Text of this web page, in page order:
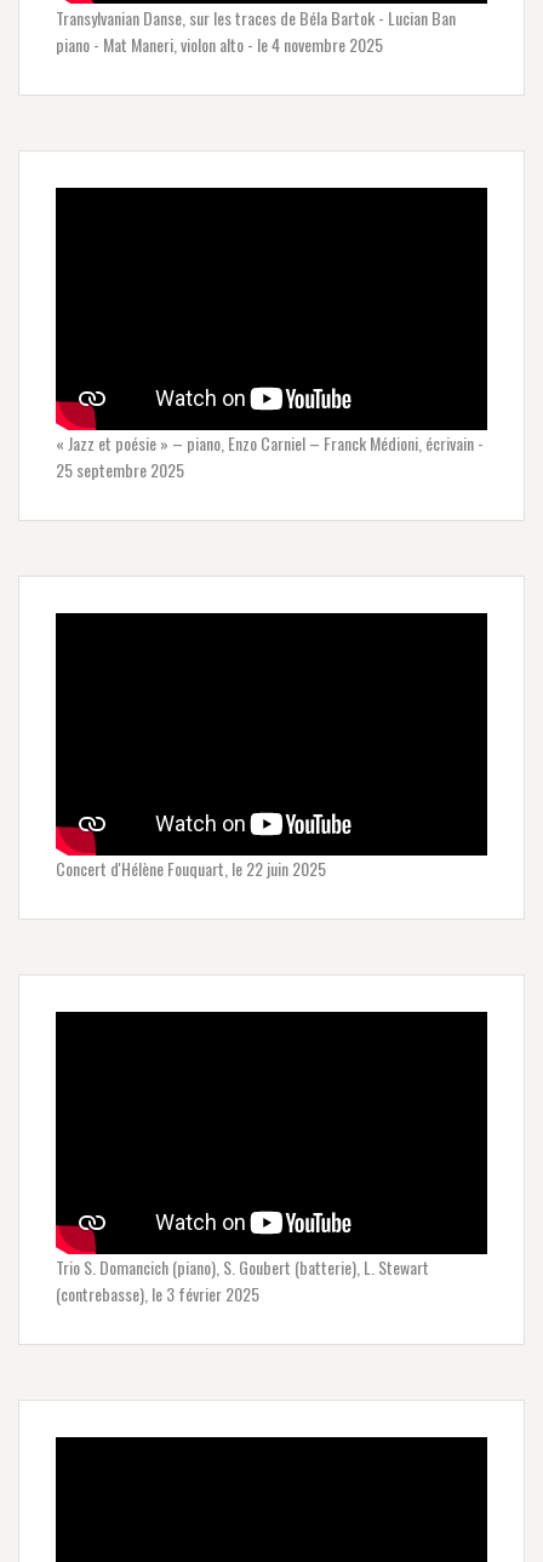
Transylvanian Danse, sur les traces de Béla Bartok - Lucian Ban
piano - Mat Maneri, violon alto - le 4 novembre 2025
« Jazz et poésie » – piano, Enzo Carniel – Franck Médioni, écrivain -
25 septembre 2025
Concert d'Hélène Fouquart, le 22 juin 2025
Trio S. Domancich (piano), S. Goubert (batterie), L. Stewart
(contrebasse), le 3 février 2025